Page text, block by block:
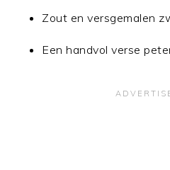
Zout en versgemalen
Een handvol verse